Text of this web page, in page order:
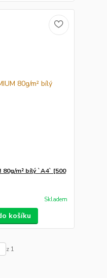
80g/m² bílý `A4` [500
Skladem
košíku
z 1